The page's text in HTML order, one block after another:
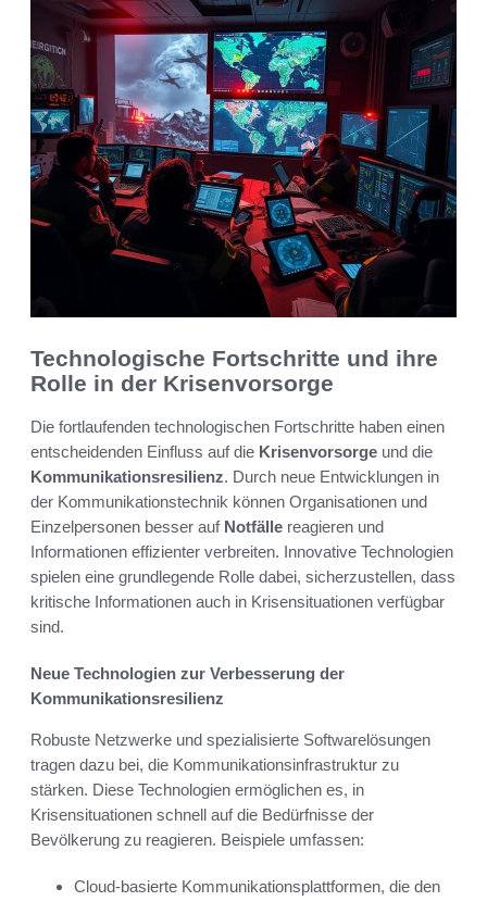
Technologische Fortschritte und ihre
Rolle in der Krisenvorsorge
Die fortlaufenden technologischen Fortschritte haben einen
entscheidenden Einfluss auf die Krisenvorsorge und die
Kommunikationsresilienz. Durch neue Entwicklungen in
der Kommunikationstechnik können Organisationen und
Einzelpersonen besser auf Notfälle reagieren und
Informationen effizienter verbreiten. Innovative Technologien
spielen eine grundlegende Rolle dabei, sicherzustellen, dass
kritische Informationen auch in Krisensituationen verfügbar
sind.
Neue Technologien zur Verbesserung der
Kommunikationsresilienz
Robuste Netzwerke und spezialisierte Softwarelösungen
tragen dazu bei, die Kommunikationsinfrastruktur zu
stärken. Diese Technologien ermöglichen es, in
Krisensituationen schnell auf die Bedürfnisse der
Bevölkerung zu reagieren. Beispiele umfassen:
Cloud-basierte Kommunikationsplattformen, die den